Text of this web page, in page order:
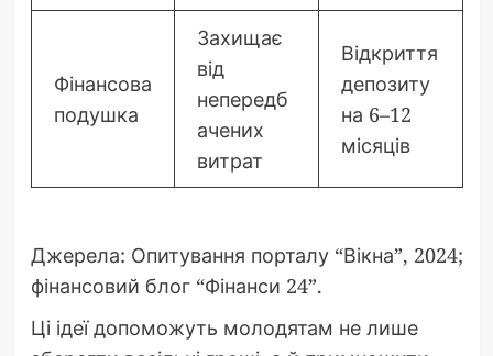
Фінансова
подушка
Захищає
від
непередб
ачених
витрат
Відкриття
депозиту
на 6–12
місяців
Джерела: Опитування порталу “Вікна”, 2024;
фінансовий блог “Фінанси 24”.
Ці ідеї допоможуть молодятам не лише